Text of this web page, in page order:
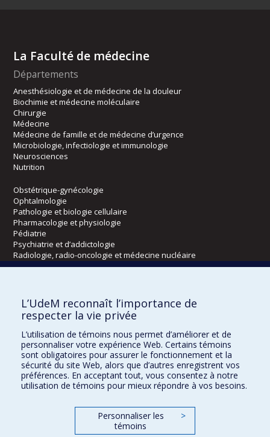
La Faculté de médecine
Départements
Anesthésiologie et de médecine de la douleur
Biochimie et médecine moléculaire
Chirurgie
Médecine
Médecine de famille et de médecine d’urgence
Microbiologie, infectiologie et immunologie
Neurosciences
Nutrition
Obstétrique-gynécologie
Ophtalmologie
Pathologie et biologie cellulaire
Pharmacologie et physiologie
Pédiatrie
Psychiatrie et d’addictologie
Radiologie, radio-oncologie et médecine nucléaire
Kinésiologie et des sciences de l’activité physique
Orthophonie et audiologie
Réadaptation
Directions
DPC
CPASS
L’UdeM reconnaît l’importance de
respecter la vie privée
L’utilisation de témoins nous permet d’améliorer et de
personnaliser votre expérience Web. Certains témoins
sont obligatoires pour assurer le fonctionnement et la
sécurité du site Web, alors que d’autres enregistrent vos
préférences. En acceptant tout, vous consentez à notre
utilisation de témoins pour mieux répondre à vos besoins.
Personnaliser les
témoins
>